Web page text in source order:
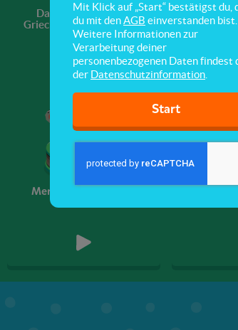
Das alte
Griechenland
Von Pharaonen
und Pyramiden
Menschen als Vorbild Tiere
Mit Klick auf „Start“ bestätigst du,
du mit denAGB einverstanden bist.
Weitere Informationen zur
Verarbeitung deiner
personenbezogenen Daten findest
der Datenschutzinformation
Start